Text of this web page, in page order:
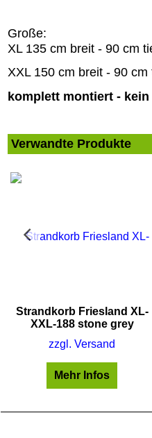
Große:
XL 135 cm breit - 90 cm
XXL 150 cm breit - 90
komplett montiert - kein
Verwandte Produkte
Strandkorb Friesland XL-
XXL-188 stone grey
zzgl. Versand
Mehr Infos